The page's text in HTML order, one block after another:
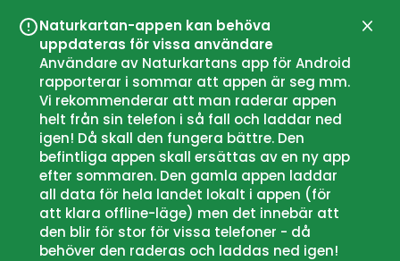
Naturkartan-appen kan behöva
uppdateras för vissa användare
Användare av Naturkartans app för Android
rapporterar i sommar att appen är seg mm.
Vi rekommenderar att man raderar appen
helt från sin telefon i så fall och laddar ned
igen! Då skall den fungera bättre. Den
befintliga appen skall ersättas av en ny app
efter sommaren. Den gamla appen laddar
all data för hela landet lokalt i appen (för
att klara offline-läge) men det innebär att
den blir för stor för vissa telefoner - då
behöver den raderas och laddas ned igen!